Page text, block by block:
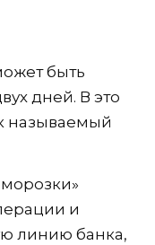
быть
дней. В это
называемый
и
линию банка,